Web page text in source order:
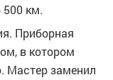
500 км.
Приборная
в котором
Мастер заменил